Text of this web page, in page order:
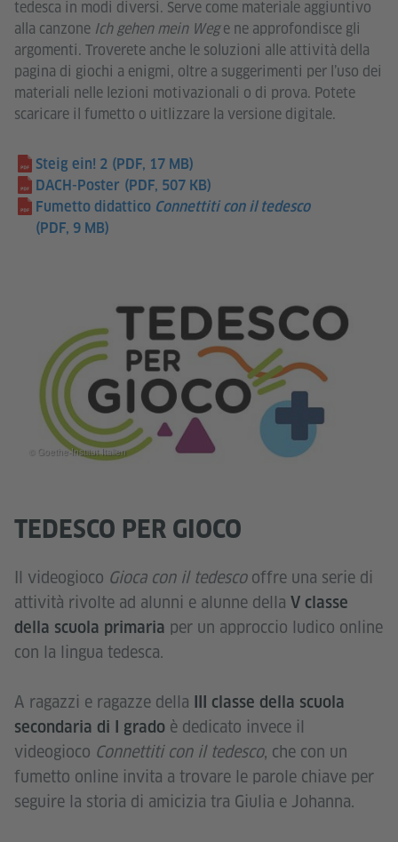
tedesca in modi diversi. Serve come materiale aggiuntivo
alla canzone Ich gehen mein Wege ne approfondisce gli
argomenti. Troverete anche le soluzioni alle attività della
pagina di giochi a enigmi, oltre a suggerimenti per l’uso dei
materiali nelle lezioni motivazionali o di prova. Potete
scaricare il fumetto o uitlizzare la versione digitale.
Steig ein! 2 (PDF, 17 MB)
DACH-Poster (PDF, 507 KB)
Fumetto didattico Connettiti con il tedesco
(PDF, 9 MB)
TEDESCO PER GIOCO
Il videogioco Gioca con il tedescooffre una serie di
attività rivolte ad alunni e alunne della V classe
della scuola primaria per un approccio ludico online
con la lingua tedesca.
A ragazzi e ragazze della
III classe della scuola
secondaria di I grado è dedicato invece il
videogioco Connettiti con il tedesco, che con un
fumetto online invita a trovare le parole chiave per
seguire la storia di amicizia tra Giulia e Johanna.
© Goethe-Institut Italien